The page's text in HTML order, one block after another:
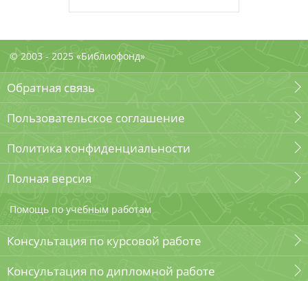
© 2003 - 2025 «Библиофонд»
Обратная связь
Пользовательское соглашение
Политика конфиденциальности
Полная версия
Помощь по учебным работам
Консультация по курсовой работе
Консультация по дипломной работе